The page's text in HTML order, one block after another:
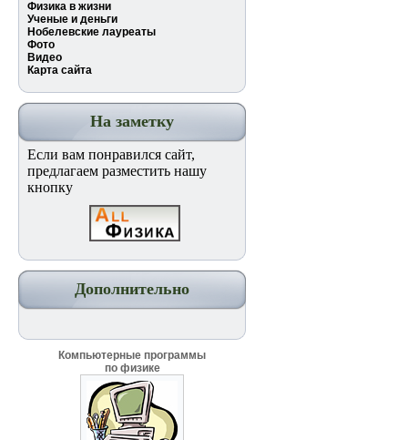
Физика в жизни
Ученые и деньги
Нобелевские лауреаты
Фото
Видео
Карта сайта
На заметку
Если вам понравился сайт,
предлагаем разместить нашу
кнопку
Дополнительно
Компьютерные программы
по физике